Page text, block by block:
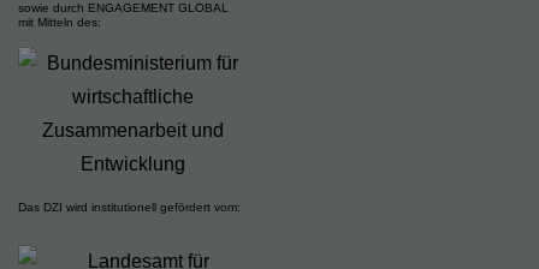
sowie durch ENGAGEMENT GLOBAL
mit Mitteln des:
Das DZI wird institutionell gefördert vom: